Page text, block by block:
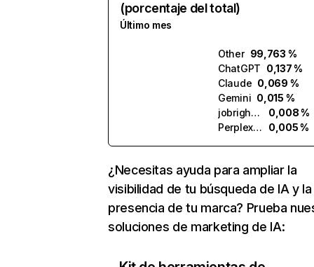
(porcentaje del total)
Último mes
Other 99,763 %
ChatGPT 0,137 %
Claude 0,069 %
Gemini 0,015 %
jobright.ai
0,008 %
Perplexity
0,005 %
¿Necesitas ayuda para ampliar la
visibilidad de tu búsqueda de IA y la
presencia de tu marca? Prueba
soluciones de marketing de IA: